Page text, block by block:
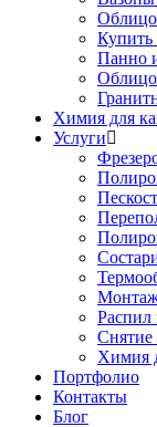
Купить
Панно
Химия для
Услуги
Монтаж
Распил
Снятие
Химия
Портфолио
Контакты
Блог